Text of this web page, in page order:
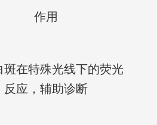
作用
斑在特殊光线下的荧光
反应，辅助诊断